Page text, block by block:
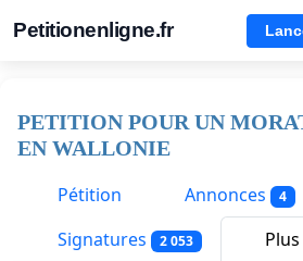
Petitionenligne.fr
PETITION POUR UN
EN WALLONIE
Pétition
Annonces 4
Signatures 2 053